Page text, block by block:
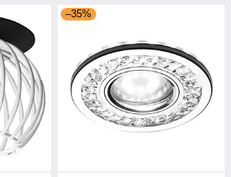
–35%